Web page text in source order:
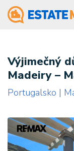
Výjimečný
Madeiry –
Portugalsko |